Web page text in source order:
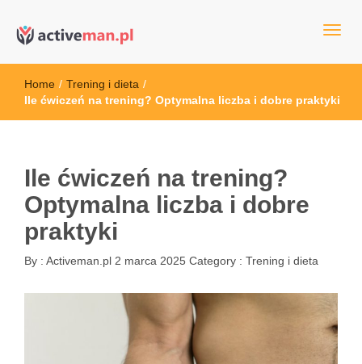
active man – sprzęt sportowy
sportowym
Home / Trening i dieta /
Ile ćwiczeń na trening? Optymalna liczba i dobre praktyki
Ile ćwiczeń na trening?
Optymalna liczba i dobre
praktyki
By : Activeman.pl 2 marca 2025 Category : Trening i dieta